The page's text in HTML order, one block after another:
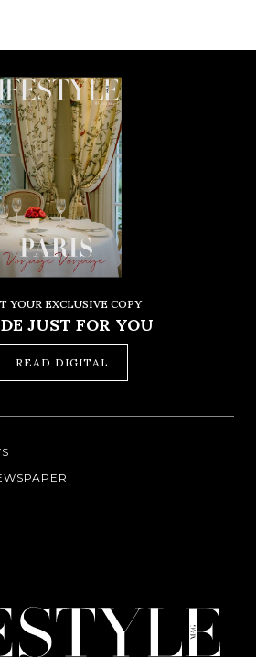
YOUR EXCLUSIVE COPY
JUST FOR YOU
READ DIGITAL